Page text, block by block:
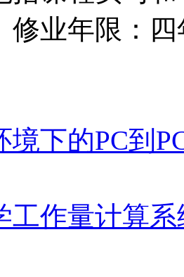
业年限：四
境下的PC到
工作量计算